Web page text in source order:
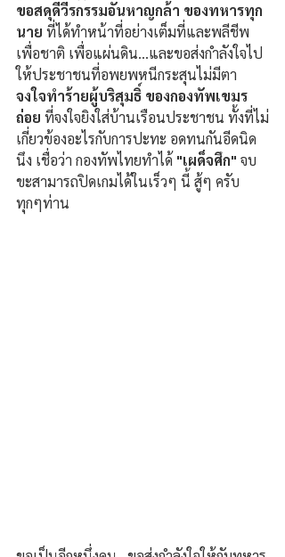
ขอสดุดีวีรกรรมอันหาญกล้า ของทหารทุก
นาย ที่ได้ทำหน้าที่อย่างเต็มที่และพลีชีพ
เพื่อชาติ เพื่อแผ่นดิน...และขอส่งกำลังใจไป
ให้ประชาชนที่อพยพหนีกระสุนไม่มีตา
จงใจทำร้ายผู้บริสุมธิ์ ของกองทัพเขมร
ถ่อย ที่จงใจยิงใส่บ้านเรือนประชาชน ทั้งที่ไม่
เกี่ยวข้องอะไรกับการปะทะ อดทนกันอีดนิด
นึง เชื่อว่า กองทัพไทยทำได้ "เผด็จศึก" จบ
ขะสามารถปิดเกมได้ในเร็วๆ นี้ สู้ๆ ครับ
ทุกๆท่าน